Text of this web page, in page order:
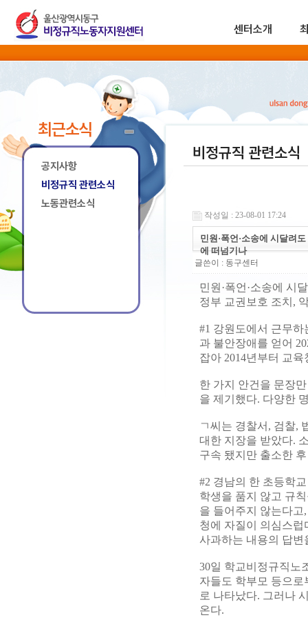
센터소개
최근소식
공지사항
비정규직 관련소식
노동관련소식
비정규직 관련소식
작성일 : 23-08-01 17:24
민원·폭언·소송에 시달려
에 떠넘기나
글쓴이 : 동구센터
민원·폭언·소송에 시
정부 교권보호 조치,
#1 강원도에서 근무하
과 불안장애를 얻어
잡아 2014년부터 교
한 가지 안건을 문장
을 제기했다. 다양한
ㄱ씨는 경찰서, 검찰,
대한 지장을 받았다.
구속 됐지만 출소한
#2 경남의 한 초등학
학생을 품지 않고 규
을 들어주지 않는다
청에 자질이 의심스
사과하는 내용의 답
30일 학교비정규직노
자들도 학부모 등으
로 나타났다. 그러나
온다.